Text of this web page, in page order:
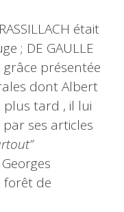
était
; DE GAULLE
présentée
dont Albert
plus tard , il lui
ses articles
forêt de